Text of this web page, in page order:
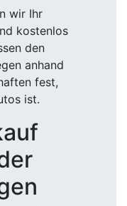
wir Ihr
kostenlos
den
anhand
fest,
ist.